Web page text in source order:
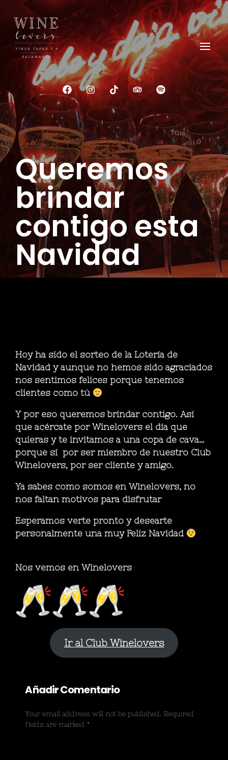
Wine Lovers Salamanca
Queremos
brindar
contigo esta
Navidad
Hoy ha sido el sorteo de la Lotería de
Navidad y aunque no hemos sido agraciados
nos sentimos felices porque tenemos
clientes como tú
Y por eso queremos brindar contigo. Así
que acércate por Winelovers el día que
quieras y te invitamos a una copa de cava…
porque sí por ser miembro de nuestro Club
Winelovers, por ser cliente y amigo.
Ya sabes como somos en Winelovers, no
nos faltan motivos para disfrutar
Esperamos verte pronto y desearte
personalmente una muy Feliz Navidad
Nos vemos en Winelovers
Ir al Club Winelovers
Your email address will not be published. Required
fields are marked *